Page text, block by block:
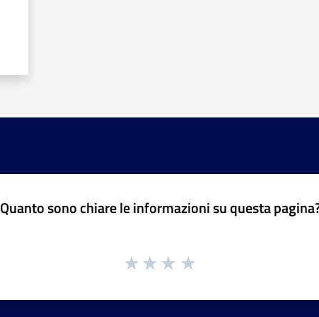
Quanto sono chiare le informazioni su questa